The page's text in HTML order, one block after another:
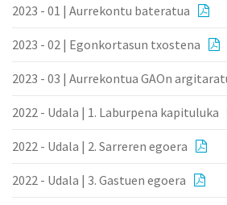
2023 - 01 | Aurrekontu bateratua
2023 - 02 | Egonkortasun txostena
2023 - 03 | Aurrekontua GAOn
2022 - Udala | 1. Laburpena kapituluka
2022 - Udala | 2. Sarreren egoera
2022 - Udala | 3. Gastuen egoera